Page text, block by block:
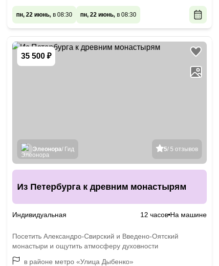
пн, 22 июнь, в 08:30 пн, 22 июнь, в 08:30
35 500 ₽
5/ 5 отзывов
Элеонора/ Гид
Из Петербурга к древним монастырям
Индивидуальная 12 часов На машине
Посетить Александро-Свирский и Введено-Оятский
монастыри и ощутить атмосферу духовности
в районе метро «Улица Дыбенко»